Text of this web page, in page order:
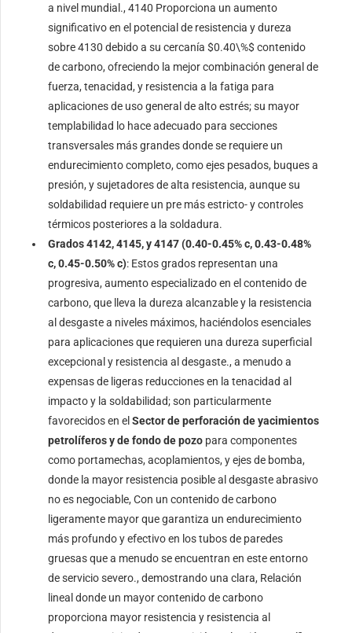
a nivel mundial., 4140 Proporciona un aumento
significativo en el potencial de resistencia y dureza
sobre 4130 debido a su cercanía$0.40\%$ contenido
de carbono, ofreciendo la mejor combinación general de
fuerza, tenacidad, y resistencia a la fatiga para
aplicaciones de uso general de alto estrés; su mayor
templabilidad lo hace adecuado para secciones
transversales más grandes donde se requiere un
endurecimiento completo, como ejes pesados, buques a
presión, y sujetadores de alta resistencia, aunque su
soldabilidad requiere un pre más estricto- y controles
térmicos posteriores a la soldadura.
Grados 4142, 4145, y 4147 (0.40-0.45% c, 0.43-0.48%
c, 0.45-0.50% c): Estos grados representan una
progresiva, aumento especializado en el contenido de
carbono, que lleva la dureza alcanzable y la resistencia
al desgaste a niveles máximos, haciéndolos esenciales
para aplicaciones que requieren una dureza superficial
excepcional y resistencia al desgaste., a menudo a
expensas de ligeras reducciones en la tenacidad al
impacto y la soldabilidad; son particularmente
favorecidos en elSector de perforación de yacimientos
petrolíferos y de fondo de pozo para componentes
como portamechas, acoplamientos, y ejes de bomba,
donde la mayor resistencia posible al desgaste abrasivo
no es negociable, Con un contenido de carbono
ligeramente mayor que garantiza un endurecimiento
más profundo y efectivo en los tubos de paredes
gruesas que a menudo se encuentran en este entorno
de servicio severo., demostrando una clara, Relación
lineal donde un mayor contenido de carbono
proporciona mayor resistencia y resistencia al